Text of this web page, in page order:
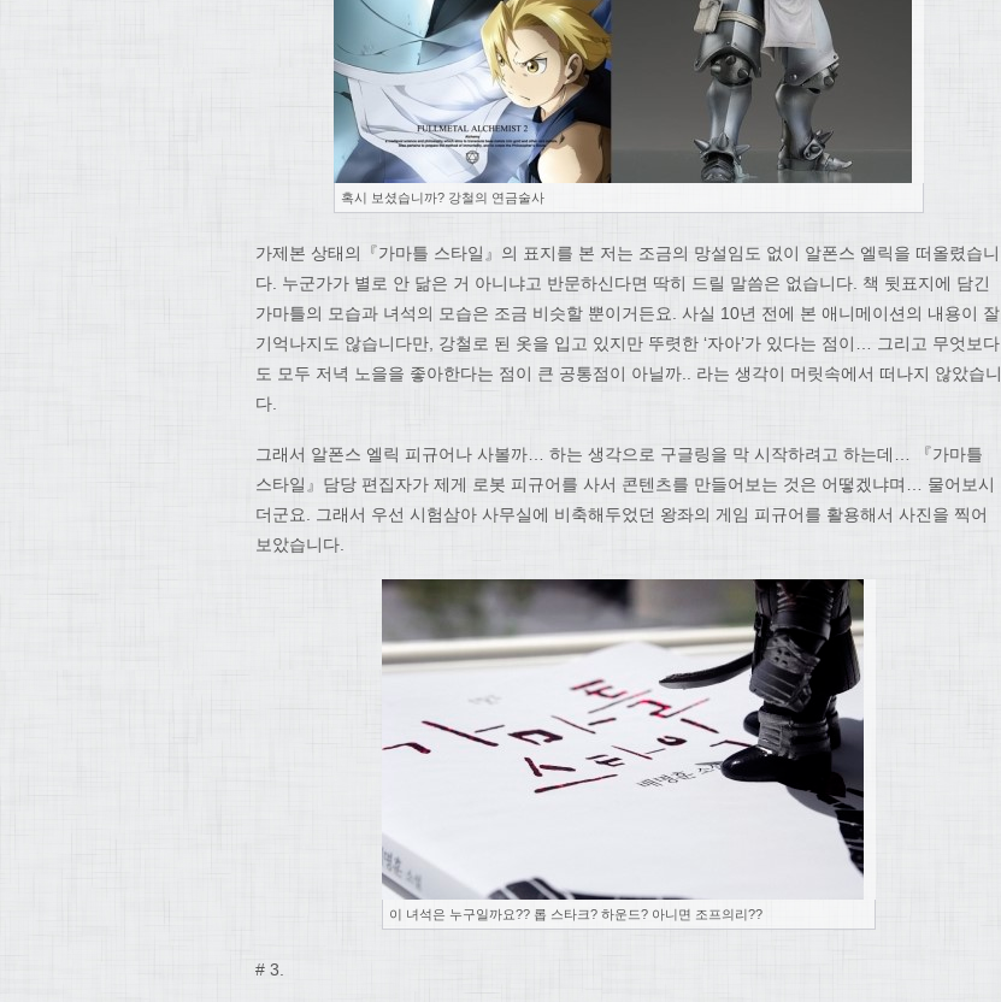
혹시 보셨습니까? 강철의 연금술사
가제본 상태의『가마틀 스타일』의 표지를 본 저는 조금의 망설임도 없이 알폰스 엘릭을 떠올렸습니
다. 누군가가 별로 안 닮은 거 아니냐고 반문하신다면 딱히 드릴 말씀은 없습니다. 책 뒷표지에 담긴
가마틀의 모습과 녀석의 모습은 조금 비슷할 뿐이거든요. 사실 10년 전에 본 애니메이션의 내용이 잘
기억나지도 않습니다만, 강철로 된 옷을 입고 있지만 뚜렷한 ‘자아’가 있다는 점이… 그리고 무엇보다
도 모두 저녁 노을을 좋아한다는 점이 큰 공통점이 아닐까.. 라는 생각이 머릿속에서 떠나지 않았습니
다.
그래서 알폰스 엘릭 피규어나 사볼까… 하는 생각으로 구글링을 막 시작하려고 하는데… 『가마틀
스타일』담당 편집자가 제게 로봇 피규어를 사서 콘텐츠를 만들어보는 것은 어떻겠냐며… 물어보시
더군요. 그래서 우선 시험삼아 사무실에 비축해두었던 왕좌의 게임 피규어를 활용해서 사진을 찍어
보았습니다.
이 녀석은 누구일까요?? 롭 스타크? 하운드? 아니면 조프의리??
# 3.